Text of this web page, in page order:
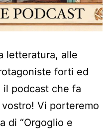
letteratura, alle
forti ed
podcast che fa
Vi porteremo
di “Orgoglio e